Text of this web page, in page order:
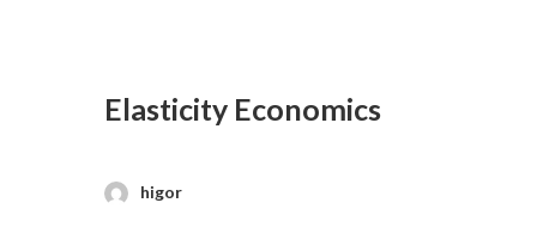
Elasticity Economics
higor